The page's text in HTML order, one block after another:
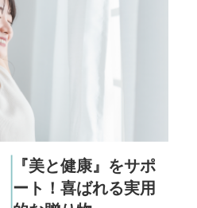
『美と健康』をサポ
ート！喜ばれる実用